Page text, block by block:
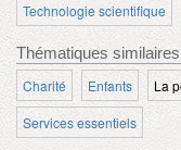
Technologie scientifique
Thématiques similaires
Charité
Enfants La
Services essentiels